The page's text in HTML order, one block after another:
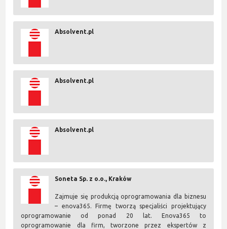
Absolvent.pl
Absolvent.pl
Absolvent.pl
Soneta Sp. z o.o., Kraków
Zajmuje się produkcją oprogramowania dla biznesu
– enova365. Firmę tworzą specjaliści projektujący
oprogramowanie od ponad 20 lat. Enova365 to
oprogramowanie dla firm, tworzone przez ekspertów z